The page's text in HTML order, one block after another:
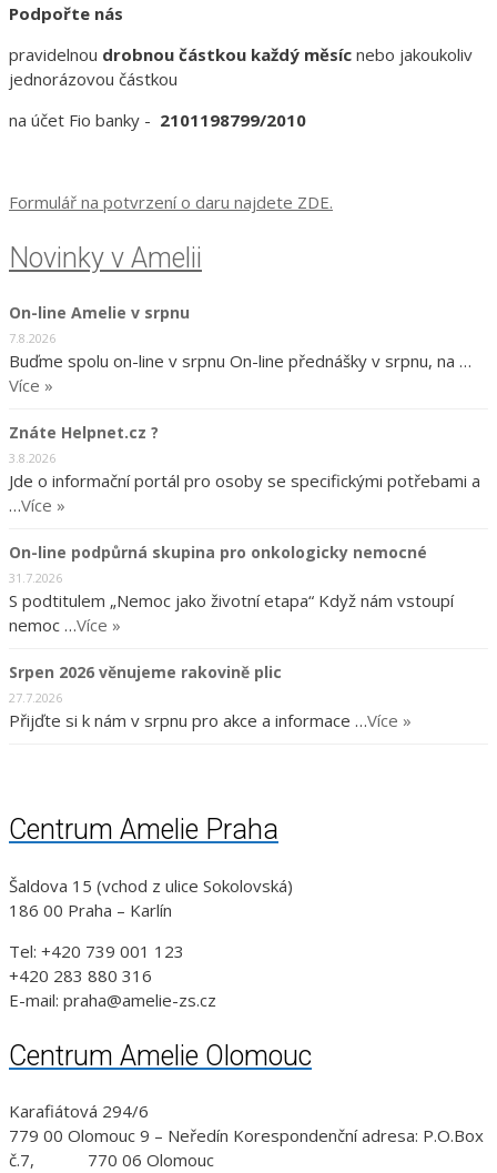
Podpořte nás
pravidelnou drobnou částkou každý měsíc nebo jakoukoliv
jednorázovou částkou
na účet Fio banky - 2101198799/2010
Formulář na potvrzení o daru najdete ZDE.
Novinky v Amelii
On-line Amelie v srpnu
7.8.2026
Buďme spolu on-line v srpnu On-line přednášky v srpnu, na …
Více »
Znáte Helpnet.cz ?
3.8.2026
Jde o informační portál pro osoby se specifickými potřebami a
…Více »
On-line podpůrná skupina pro onkologicky nemocné
31.7.2026
S podtitulem „Nemoc jako životní etapa“ Když nám vstoupí
nemoc …Více »
Srpen 2026 věnujeme rakovině plic
27.7.2026
Přijďte si k nám v srpnu pro akce a informace …Více »
Centrum Amelie Praha
Šaldova 15 (vchod z ulice Sokolovská)
186 00 Praha – Karlín
Tel: +420 739 001 123
+420 283 880 316
E-mail: praha@amelie-zs.cz
Centrum Amelie Olomouc
Karafiátová 294/6
779 00 Olomouc 9 – Neředín Korespondenční adresa: P.O.Box
č.7, 770 06 Olomouc